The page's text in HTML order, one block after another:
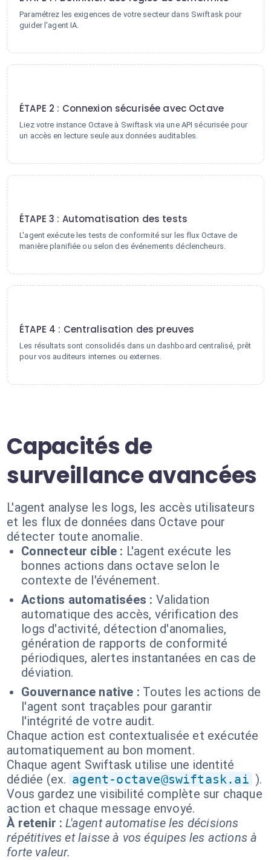
Paramétrez les exigences de votre secteur dans Swiftask pour
guider l'agent IA.
ÉTAPE 2 : Connexion sécurisée avec Octave
Liez votre instance Octave à Swiftask via une API sécurisée pour
un accès en lecture seule aux données auditables.
ÉTAPE 3 : Automatisation des tests
L'agent exécute les tests de conformité sur les flux Octave de
manière planifiée ou selon des événements déclencheurs.
ÉTAPE 4 : Centralisation des preuves
Les résultats sont consolidés dans un dashboard centralisé, prêt
pour vos auditeurs internes ou externes.
Capacités de
surveillance avancées
L'agent analyse les logs, les accès utilisateurs
et les flux de données dans Octave pour
détecter toute anomalie.
Connecteur cible : L'agent exécute les
bonnes actions dans octave selon le
contexte de l'événement.
Actions automatisées : Validation
automatique des accès, vérification des
logs d'activité, détection d'anomalies,
génération de rapports de conformité
périodiques, alertes instantanées en cas de
déviation.
Gouvernance native : Toutes les actions de
l'agent sont traçables pour garantir
l'intégrité de votre audit.
Chaque action est contextualisée et exécutée
automatiquement au bon moment.
Chaque agent Swiftask utilise une identité
dédiée (ex. agent-octave@swiftask.ai ).
Vous gardez une visibilité complète sur chaque
action et chaque message envoyé.
À retenir : L'agent automatise les décisions
répétitives et laisse à vos équipes les actions à
forte valeur.